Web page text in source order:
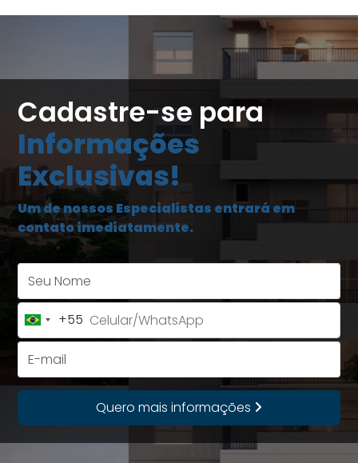
Cadastre-se para
Informações
Exclusivas!
Um de nossos Especialistas entrará em
contato imediatamente.
Brazil
+55
+55
Quero mais informações